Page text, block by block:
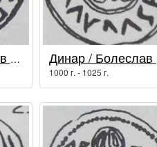
Динар / Болеслав I Храбрый
1000 г. - 1025 г.